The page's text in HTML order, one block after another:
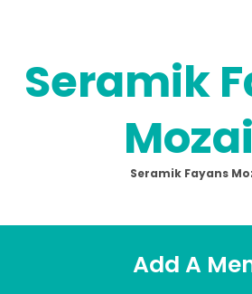
Seramik
Seramik Fayans
Add A